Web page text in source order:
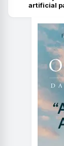
artificial